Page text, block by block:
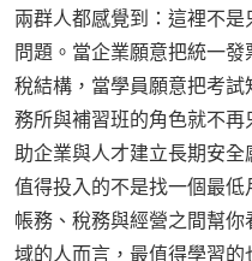
兩群人都感覺到：這裡不
問題。當企業願意把統一
稅結構，當學員願意把考
務所與補習班的角色就不
助企業與人才建立長期安
值得投入的不是找一個最低
帳務、稅務與經營之間幫
域的人而言，最值得學習